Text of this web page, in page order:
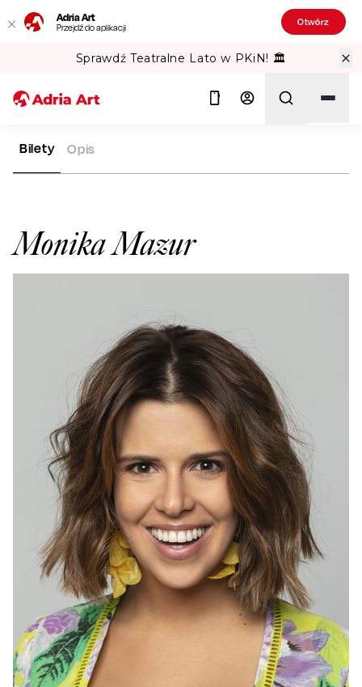
Adria Art
Przejdź do aplikacji Otwórz
Sprawdź Teatralne Lato w PKiN! 🏛️
ADRIA ART
Monika Mazur
Bilety Opis